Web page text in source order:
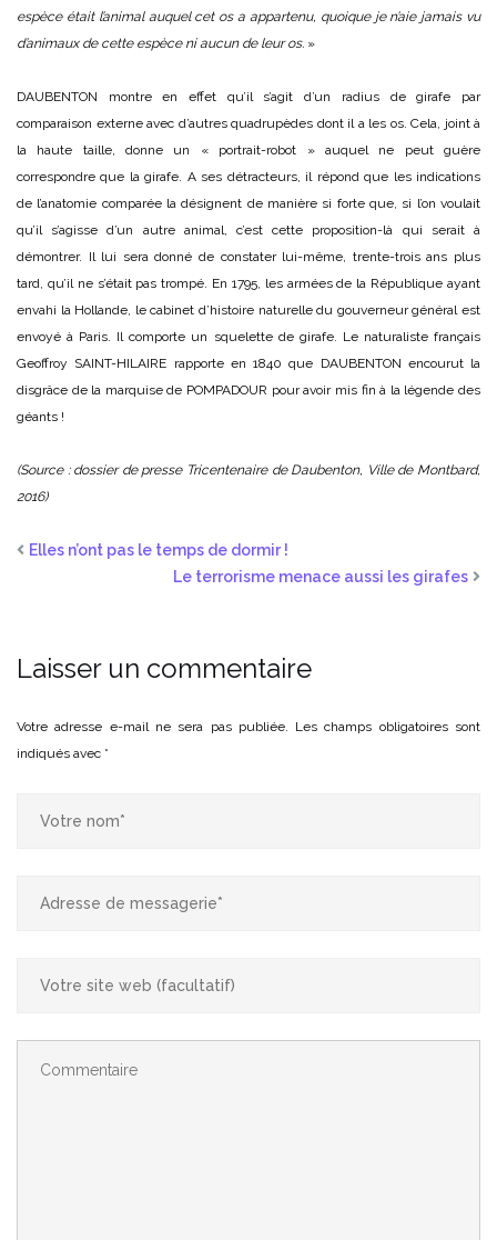
espèce était l’animal auquel cet os a appartenu, quoique je n’aie jamais vu
d’animaux de cette espèce ni aucun de leur os. »
DAUBENTON montre en effet qu’il s’agit d’un radius de girafe par
comparaison externe avec d’autres quadrupèdes dont il a les os. Cela, joint à
la haute taille, donne un « portrait-robot » auquel ne peut guère
correspondre que la girafe. A ses détracteurs, il répond que les indications
de l’anatomie comparée la désignent de manière si forte que, si l’on voulait
qu’il s’agisse d’un autre animal, c’est cette proposition-là qui serait à
démontrer. Il lui sera donné de constater lui-même, trente-trois ans plus
tard, qu’il ne s’était pas trompé. En 1795, les armées de la République ayant
envahi la Hollande, le cabinet d’histoire naturelle du gouverneur général est
envoyé à Paris. Il comporte un squelette de girafe. Le naturaliste français
Geoffroy SAINT-HILAIRE rapporte en 1840 que DAUBENTON encourut la
disgrâce de la marquise de POMPADOUR pour avoir mis fin à la légende des
géants !
(Source : dossier de presse Tricentenaire de Daubenton, Ville de Montbard,
2016)
Elles n’ont pas le temps de dormir !
Le terrorisme menace aussi les girafes
Laisser un commentaire
Votre adresse e-mail ne sera pas publiée. Les champs obligatoires sont
indiqués avec *